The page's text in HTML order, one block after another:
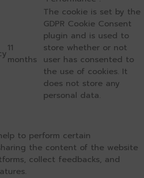
11
months
The cookie is set by the
GDPR Cookie Consent
plugin and is used to
store whether or not
user has consented to
the use of cookies. It
does not store any
personal data.
to perform certain
the content of the website
collect feedbacks, and